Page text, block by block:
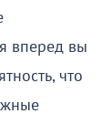
вперед вы
что